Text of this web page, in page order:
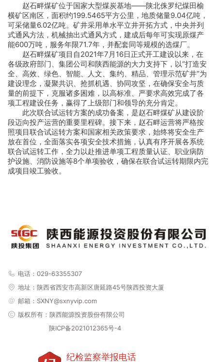
赵石畔煤矿位于国家大型煤炭基地——陕北侏罗纪煤田榆
横矿区南区，面积约199.5465平方公里，地质储量9.04亿吨，
可采储量6.02亿吨。矿井采用单水平立井开拓方式，中央并列
式通风方法，机械抽出式通风方式，建成后每年可实现原煤产
能600万吨，服务年限71.7年，并配套同等规模的选煤厂。
赵石畔煤矿项目自2021年7月16日正式开工建设以来，在
各级政府部门、集团公司和陕西能源的大力支持下，以“打造安
全、高效、绿色、智能、人文、集约、精品、管理示范矿井”为
建设理念，凝聚共识、抢抓机遇、协同攻坚，在确保安全与质
量的前提下，克服诸多困难，以高标准、严要求高效完成了各
项工程建设任务，赢得了上级部门和领导的充分肯定。
此次联合试运转方案的成功备案，是赵石畔煤矿从建设阶
段迈向投产运营的重要里程碑。接下来，赵石畔运营将严格按
照项目联合试运转方案和国家相关政策要求，始终将安全生产
放在首位，全面落实各项安全技术措施，认真有序开展各系统
联合试运转工作，全力以赴推进单项工程质量认证、职业病防
护设施、消防设施等8个单项验收，确保在联合试运转期限内完
成项目竣工验收。
电话：029-63355307
地址： 陕西省西安市高新区唐延路45号陕西投资大厦
邮箱：SXNY@sxnyvip.com
版权所有：陕西能源投资股份有限公司
陕ICP备2021012365号-4
纪检监察举报电话